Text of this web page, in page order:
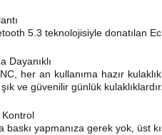
5.3 teknolojisiyle donatılan
Dayanıklı
her an kullanıma hazır
ve güvenilir günlük kulaklıklardır.
Kontrol
baskı yapmanıza gerek yok,